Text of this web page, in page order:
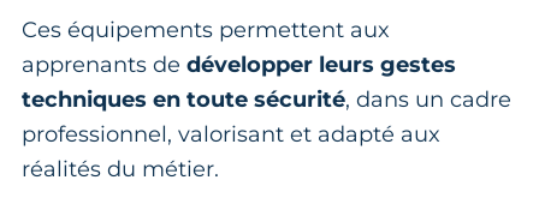
Ces équipements permettent aux
apprenants de développer leurs gestes
techniques en toute sécurité, dans un cadre
professionnel, valorisant et adapté aux
réalités du métier.